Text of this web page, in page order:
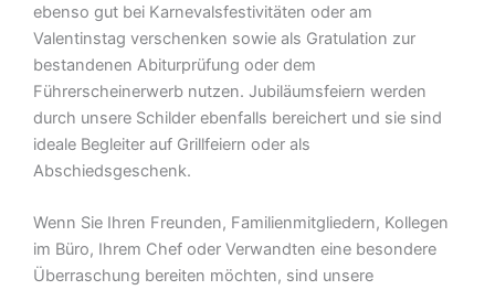
ebenso gut bei Karnevalsfestivitäten oder am
Valentinstag verschenken sowie als Gratulation zur
bestandenen Abiturprüfung oder dem
Führerscheinerwerb nutzen. Jubiläumsfeiern werden
durch unsere Schilder ebenfalls bereichert und sie sind
ideale Begleiter auf Grillfeiern oder als
Abschiedsgeschenk.
Wenn Sie Ihren Freunden, Familienmitgliedern, Kollegen
im Büro, Ihrem Chef oder Verwandten eine besondere
Überraschung bereiten möchten, sind unsere